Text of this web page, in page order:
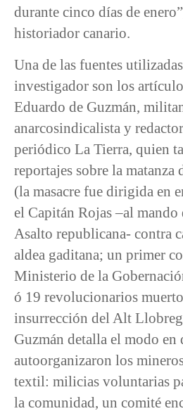
durante cinco días de
historiador canario.
Una de las fuentes
investigador son los
Eduardo de Guzmán,
anarcosindicalista y
periódico La Tierra, quien
reportajes sobre la matanza
(la masacre fue dirigida en
el Capitán Rojas –al mando
Asalto republicana- contra
aldea gaditana; un primer
Ministerio de la
ó 19 revolucionarios
insurrección del Alt
Guzmán detalla el modo en
autoorganizaron los
textil: milicias voluntarias
la comunidad, un comité